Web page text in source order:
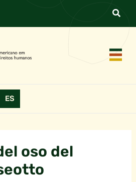
ES
oso del